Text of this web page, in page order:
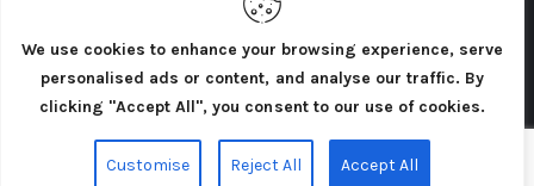
We use cookies to enhance your browsing experience, serve
personalised ads or content, and analyse our traffic. By
clicking "Accept All", you consent to our use of cookies.
Customise Reject All Accept All
Cercatori di Atlantide 2025©. Tutti i diritti riservati.
Privacy PolicyCookie Policy